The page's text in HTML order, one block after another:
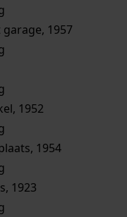
1957
1952
1954
1923